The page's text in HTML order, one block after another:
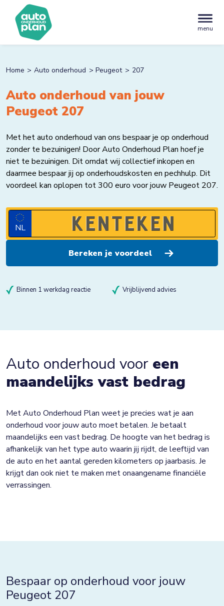
menu
Home Auto onderhoud Peugeot 207
Auto onderhoud van jouw
Peugeot 207
Met het auto onderhoud van ons bespaar je op onderhoud
zonder te bezuinigen! Door Auto Onderhoud Plan hoef je
niet te bezuinigen. Dit omdat wij collectief inkopen en
daarmee bespaar jij op onderhoudskosten en pechhulp. Dit
voordeel kan oplopen tot 300 euro voor jouw Peugeot 207.
NL
Binnen 1 werkdag reactie Vrijblijvend advies
Auto onderhoud voor een
maandelijks vast bedrag
Met Auto Onderhoud Plan weet je precies wat je aan
onderhoud voor jouw auto moet betalen. Je betaalt
maandelijks een vast bedrag. De hoogte van het bedrag is
afhankelijk van het type auto waarin jij rijdt, de leeftijd van
de auto en het aantal gereden kilometers op jaarbasis. Je
krijgt dan ook niet te maken met onaangename financiële
verrassingen.
Bespaar op onderhoud voor jouw
Peugeot 207